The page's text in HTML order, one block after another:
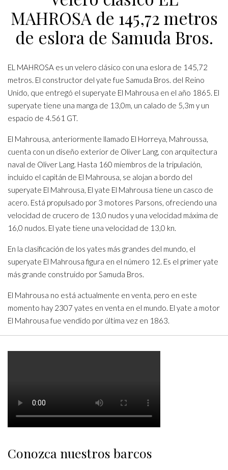
MAHROSA de 145,72 metros
de eslora de Samuda Bros.
EL MAHROSA es un velero clásico con una eslora de 145,72
metros. El constructor del yate fue Samuda Bros. del Reino
Unido, que entregó el superyate El Mahrousa en el año 1865. El
superyate tiene una manga de 13,0m, un calado de 5,3m y un
espacio de 4.561 GT.
El Mahrousa, anteriormente llamado El Horreya, Mahroussa,
cuenta con un diseño exterior de Oliver Lang, con arquitectura
naval de Oliver Lang. Hasta 160 miembros de la tripulación,
incluido el capitán de El Mahrousa, se alojan a bordo del
superyate El Mahrousa, El yate El Mahrousa tiene un casco de
acero. Está propulsado por 3 motores Parsons, ofreciendo una
velocidad de crucero de 13,0 nudos y una velocidad máxima de
16,0 nudos. El yate tiene una velocidad de 13,0 kn.
En la clasificación de los yates más grandes del mundo, el
superyate El Mahrousa figura en el número 12. Es el primer yate
más grande construido por Samuda Bros.
El Mahrousa no está actualmente en venta, pero en este
momento hay 2307 yates en venta en el mundo. El yate a motor
El Mahrousa fue vendido por última vez en 1863.
Conozca nuestros barcos